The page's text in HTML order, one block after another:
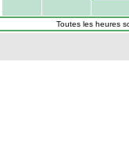
Toutes les heures